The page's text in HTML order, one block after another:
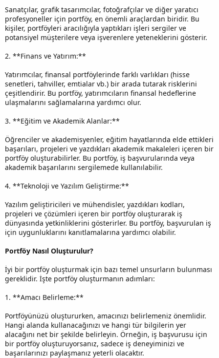
Sanatçılar, grafik tasarımcılar, fotoğrafçılar ve diğer yaratıcı
profesyoneller için portföy, en önemli araçlardan biridir. Bu
kişiler, portföyleri aracılığıyla yaptıkları işleri sergiler ve
potansiyel müşterilere veya işverenlere yeteneklerini gösterir.
2. **Finans ve Yatırım:**
Yatırımcılar, finansal portföylerinde farklı varlıkları (hisse
senetleri, tahviller, emtialar vb.) bir arada tutarak risklerini
çeşitlendirir. Bu portföy, yatırımcıların finansal hedeflerine
ulaşmalarını sağlamalarına yardımcı olur.
3. **Eğitim ve Akademik Alanlar:**
Öğrenciler ve akademisyenler, eğitim hayatlarında elde ettikleri
başarıları, projeleri ve yazdıkları akademik makaleleri içeren bir
portföy oluşturabilirler. Bu portföy, iş başvurularında veya
akademik başarılarını sergilemede kullanılabilir.
4. **Teknoloji ve Yazılım Geliştirme:**
Yazılım geliştiricileri ve mühendisler, yazdıkları kodları,
projeleri ve çözümleri içeren bir portföy oluşturarak iş
dünyasında yetkinliklerini gösterirler. Bu portföy, başvurulan iş
için uygunluklarını kanıtlamalarına yardımcı olabilir.
Portföy Nasıl Oluşturulur?
İyi bir portföy oluşturmak için bazı temel unsurların bulunması
gereklidir. İşte portföy oluşturmanın adımları:
1. **Amacı Belirleme:**
Portföyünüzü oluştururken, amacınızı belirlemeniz önemlidir.
Hangi alanda kullanacağınızı ve hangi tür bilgilerin yer
alacağını net bir şekilde belirleyin. Örneğin, iş başvurusu için
bir portföy oluşturuyorsanız, sadece iş deneyiminizi ve
başarılarınızı paylaşmanız yeterli olacaktır.